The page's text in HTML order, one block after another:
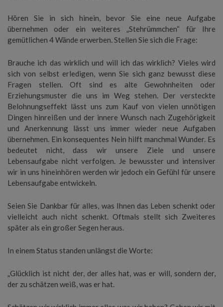
Hören Sie in sich hinein, bevor Sie eine neue Aufgabe
übernehmen oder ein weiteres „Stehrümmchen“ für Ihre
gemütlichen 4 Wände erwerben. Stellen Sie sich die Frage:
Brauche ich das wirklich und will ich das wirklich? Vieles wird
sich von selbst erledigen, wenn Sie sich ganz bewusst diese
Fragen stellen. Oft sind es alte Gewohnheiten oder
Erziehungsmuster die uns im Weg stehen. Der versteckte
Belohnungseffekt lässt uns zum Kauf von vielen unnötigen
Dingen hinreißen und der innere Wunsch nach Zugehörigkeit
und Anerkennung lässt uns immer wieder neue Aufgaben
übernehmen. Ein konsequentes Nein hilft manchmal Wunder. Es
bedeutet nicht, dass wir unsere Ziele und unsere
Lebensaufgabe nicht verfolgen. Je bewusster und intensiver
wir in uns hineinhören werden wir jedoch ein Gefühl für unsere
Lebensaufgabe entwickeln.
Seien Sie Dankbar für alles, was Ihnen das Leben schenkt oder
vielleicht auch nicht schenkt. Oftmals stellt sich Zweiteres
später als ein großer Segen heraus.
In einem Status standen unlängst die Worte:
„Glücklich ist nicht der, der alles hat, was er will, sondern der,
der zu schätzen weiß, was er hat.